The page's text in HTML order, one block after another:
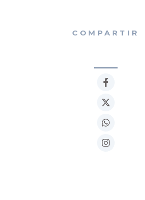
COMPARTIR
Facebook-
f
X-
twitter
Whatsapp
Instagram